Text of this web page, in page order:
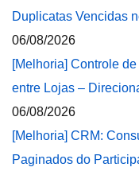
Duplicatas Vencidas
06/08/2026
[Melhoria] Controle
entre Lojas –
06/08/2026
[Melhoria] CRM:
Paginados do